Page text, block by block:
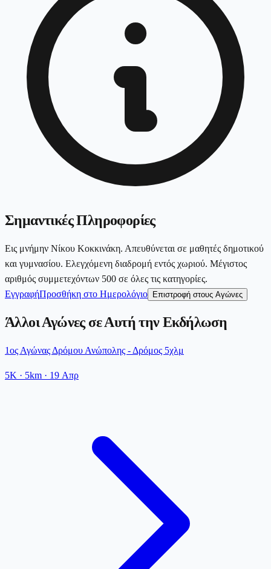
Σημαντικές Πληροφορίες
Εις μνήμην Νίκου Κοκκινάκη. Απευθύνεται σε μαθητές δημοτικού
και γυμνασίου. Ελεγχόμενη διαδρομή εντός χωριού. Μέγιστος
αριθμός συμμετεχόντων 500 σε όλες τις κατηγορίες.
ΕγγραφήΠροσθήκη στο Ημερολόγιο Επιστροφή στους Αγώνες
Άλλοι Αγώνες σε Αυτή την Εκδήλωση
1ος Αγώνας Δρόμου Ανώπολης - Δρόμος 5χλμ
5K · 5km · 19 Απρ